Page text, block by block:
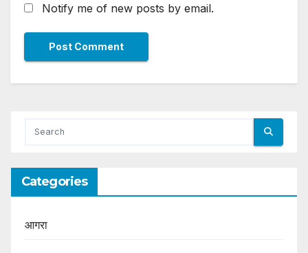
Notify me of new posts by email.
Categories
आगरा